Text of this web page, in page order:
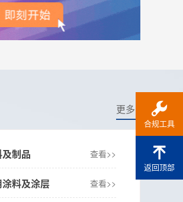
品监管及
更多+
制品 查看>>
料及涂层 查看>>
合规工具
返回顶部